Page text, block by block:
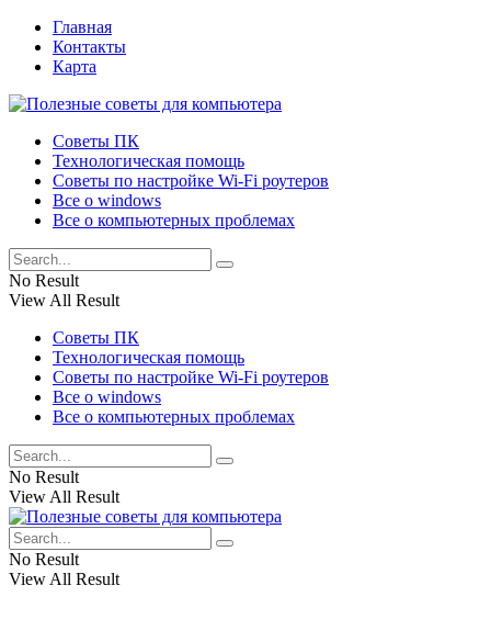
Главная
Контакты
Карта
Советы ПК
Технологическая помощь
Советы по настройке Wi-Fi роутеров
Все о windows
Все о компьютерных проблемах
No Result
View All Result
Советы ПК
Технологическая помощь
Советы по настройке Wi-Fi роутеров
Все о windows
Все о компьютерных проблемах
No Result
View All Result
No Result
View All Result